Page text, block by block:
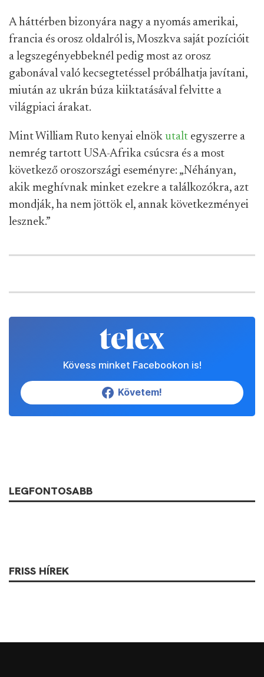
A háttérben bizonyára nagy a nyomás amerikai,
francia és orosz oldalról is, Moszkva saját pozícióit
a legszegényebbeknél pedig most az orosz
gabonával való kecsegtetéssel próbálhatja javítani,
miután az ukrán búza kiiktatásával felvitte a
világpiaci árakat.
Mint William Ruto kenyai elnök utalt egyszerre a
nemrég tartott USA-Afrika csúcsra és a most
következő oroszországi eseményre: „Néhányan,
akik meghívnak minket ezekre a találkozókra, azt
mondják, ha nem jöttök el, annak következményei
lesznek.”
Kövess minket Facebookon is!
Követem!
LEGFONTOSABB
FRISS HÍREK